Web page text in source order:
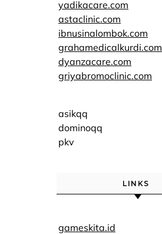
yadikacare.com
astaclinic.com
ibnusinalombok.com
grahamedicalkurdi.com
dyanzacare.com
griyabromoclinic.com
asikqq
dominoqq
pkv
LINKS
gameskita.id